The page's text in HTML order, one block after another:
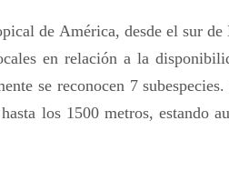
de América, desde el sur
en relación a la
se reconocen 7
los 1500 metros, estando